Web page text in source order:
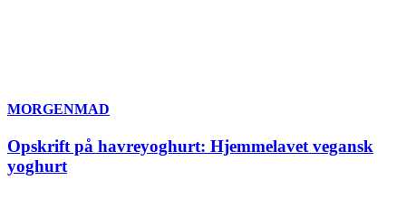
MORGENMAD
Opskrift på havreyoghurt: Hjemmelavet vegansk
yoghurt